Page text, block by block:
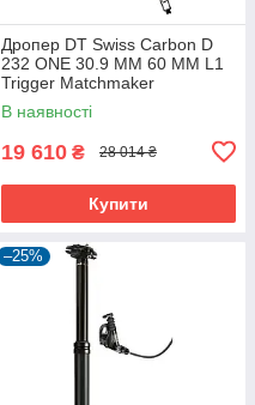
Дропер DT Swiss Carbon D
232 ONE 30.9 MM 60 MM L1
Trigger Matchmaker
В наявності
19 610 ₴ 28 014 ₴
Купити
–25%